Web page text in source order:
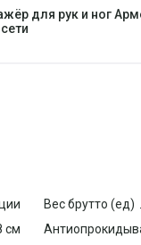
для рук и ног
см
Вес брутто (ед)